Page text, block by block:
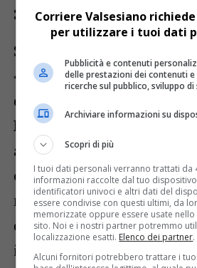
gli altri in maniera
Spazi esterni quindi da
«inserire» nella
quindi: «Sicuramente» dice
Miriam
. «I nostri alunni,
appena arrivano in classe
chiedono “ma quando
muovono liberamente
dall’aula, affinano le
imparano a formulare
Corriere Valsesiano
per utilizzare i tuoi dati
Pubblicità e contenuti
delle prestazioni dei contenuti e
ricerche sul pubblico, sviluppo
Archiviare informazioni su
Scopri di più
I tuoi dati personali verranno trattati da
informazioni raccolte dal tuo
identificatori univoci e altri dati del
essere condivise con questi ultimi, da
memorizzate oppure essere usate
sito. Noi e i nostri partner potremmo
localizzazione esatti. Elenco dei partner.
Alcuni fornitori potrebbero trattare i